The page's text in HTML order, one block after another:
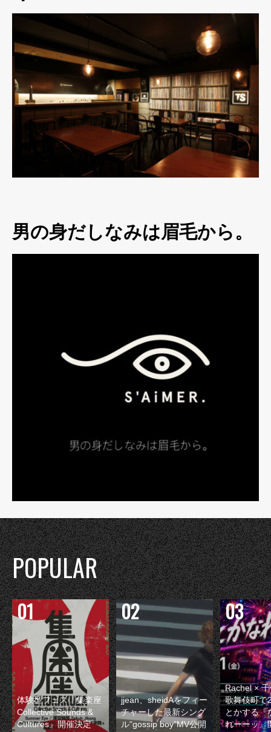
男の身だしなみは眉毛から。
POPULAR
体験型フェス『集楽座
Collective Sounds &
Cultures』開催決定
jjean、sheidAをフィー
チャーした最新シング
ル“gossip boy”MV公開
Rachel ×
歌舞伎町で
とかする『
れーーッ』